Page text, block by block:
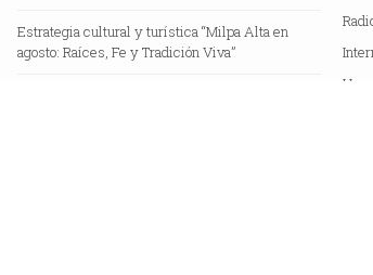
Estrategia cultural y turística “Milpa Alta en
agosto: Raíces, Fe y Tradición Viva”